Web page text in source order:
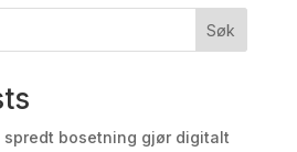
Søk
spredt bosetning gjør digitalt